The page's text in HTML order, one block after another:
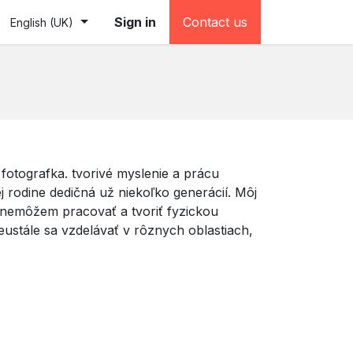
(testovacia)
English (UK) Sign in Contact us
tvorivé myslenie a prácu
dedičná už niekoľko generácií. Môj
pracovať a tvoriť fyzickou
sa vzdelávať v rôznych oblastiach,